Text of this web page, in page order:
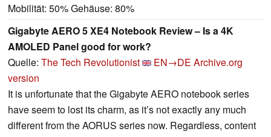
Mobilität: 50% Gehäuse: 80%
Gigabyte AERO 5 XE4 Notebook Review – Is a 4K
AMOLED Panel good for work?
Quelle: The Tech Revolutionist EN→DE Archive.org
version
It is unfortunate that the Gigabyte AERO notebook series
have seem to lost its charm, as it’s not exactly any much
different from the AORUS series now. Regardless, content